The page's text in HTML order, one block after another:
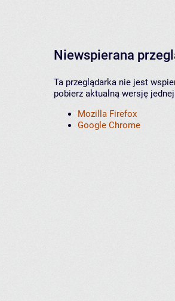
Niewspierana
Ta przeglądarka nie jest
pobierz aktualną wersję
Mozilla Firefox
Google Chrome